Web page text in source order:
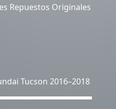
Repuestos Originales
Tucson 2016–2018